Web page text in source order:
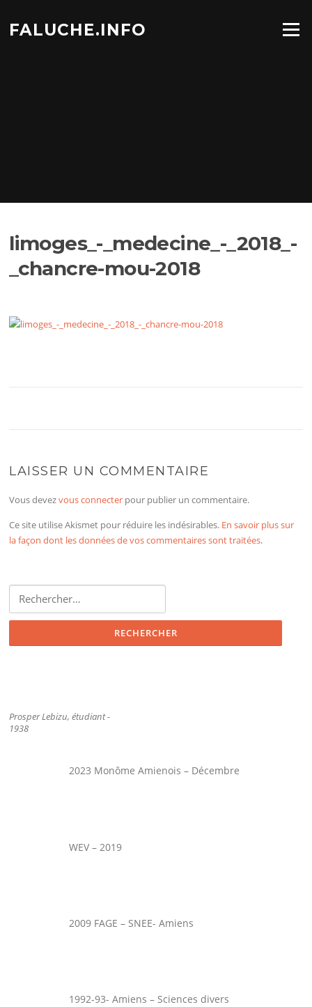
contenu
FALUCHE.INFO Menu
limoges_-_medecine_-_2018_-
_chancre-mou-2018
LAISSER UN COMMENTAIRE
Vous devezvous connecter pour publier un commentaire.
Ce site utilise Akismet pour réduire les indésirables. En savoir plus sur
la façon dont les données de vos commentaires sont traitées.
Rechercher :
Prosper Lebizu, étudiant -
1938
2023 Monôme Amienois – Décembre
WEV – 2019
2009 FAGE – SNEE- Amiens
1992-93- Amiens – Sciences divers